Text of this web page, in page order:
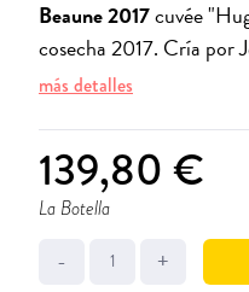
Beaune 2017cuvée
cosecha 2017. Cría por
más detalles
139,80 €
La Botella
- +